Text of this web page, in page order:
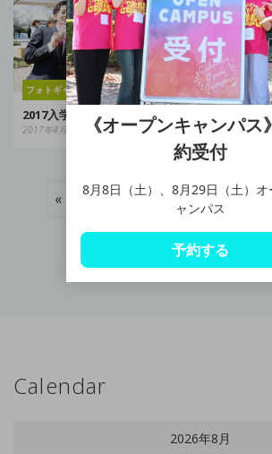
フォトギャラリー
2017入学式と入泉祭
2017年4月7日
フォトギャ
卒業式
2017年3月
« Prev 1 2 3 4 5
Next »
Calendar
2026年8月
《オープンキャンパ
約受付
8月8日（土）、8月29日（土）オ
ャンパス
予約する